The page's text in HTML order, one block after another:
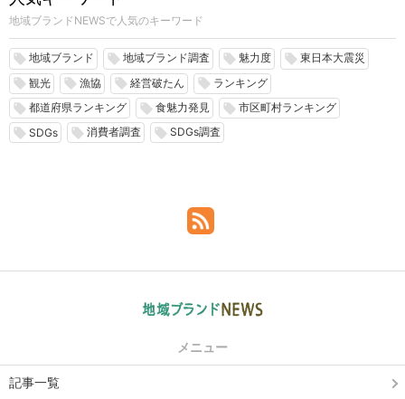
地域ブランドNEWSで人気のキーワード
local_offer 地域ブランド local_offer 地域ブランド調査 local_offer 魅力度 local_offer 東日本大震災
local_offer 観光 local_offer 漁協 local_offer 経営破たん local_offer ランキング
local_offer 都道府県ランキング local_offer 食魅力発見 local_offer 市区町村ランキング
local_offer SDGs local_offer 消費者調査 local_offer SDGs調査
メニュー
記事一覧